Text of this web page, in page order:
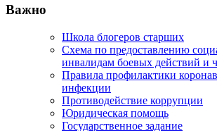
Важно
Школа блогеров старших
Схема по предоставлению
инвалидам боевых действий и
Правила профилактики
инфекции
Противодействие коррупции
Юридическая помощь
Государственное задание